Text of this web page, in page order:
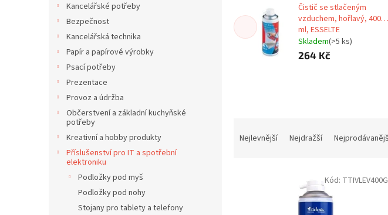
Kancelářské potřeby
Bezpečnost
Kancelářská technika
Papír a papírové výrobky
Psací potřeby
Prezentace
Provoz a údržba
Občerstvení a základní kuchyňské
potřeby
Kreativní a hobby produkty
Příslušenství pro IT a spotřební
elektroniku
Podložky pod myš
Podložky pod nohy
Stojany pro tablety a telefony
Čistič se stlačeným
vzduchem, hořlavý, 400
ml, ESSELTE
Skladem(>5 ks)
264 Kč
Nejlevnější Nejdražší
Kód: